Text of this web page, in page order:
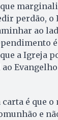
perdão, o
ao
a Igreja
é que
e